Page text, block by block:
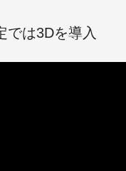
では3Dを導入